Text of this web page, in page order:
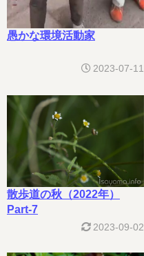
愚かな環境活動家
2023-07-11
散歩道の秋（2022年）
Part-7
2023-09-02